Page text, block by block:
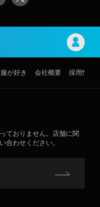
が好き 会社概要 採用情報
ておりません。店舗に関
合わせください。